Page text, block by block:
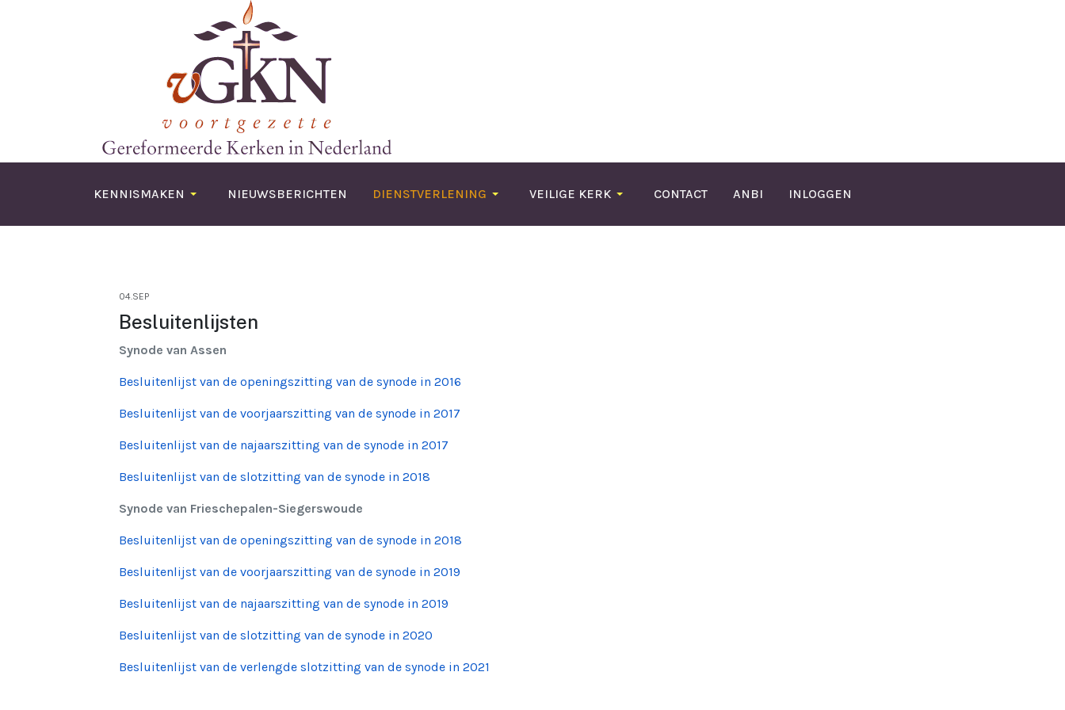
KENNISMAKEN NIEUWSBERICHTEN DIENSTVERLENING VEILIGE KERK CONTACT ANBI INLOGGEN
04.SEP
Besluitenlijsten
Synode van Assen
Besluitenlijst van de openingszitting van de synode in 2016
Besluitenlijst van de voorjaarszitting van de synode in 2017
Besluitenlijst van de najaarszitting van de synode in 2017
Besluitenlijst van de slotzitting van de synode in 2018
Synode van Frieschepalen-Siegerswoude
Besluitenlijst van de openingszitting van de synode in 2018
Besluitenlijst van de voorjaarszitting van de synode in 2019
Besluitenlijst van de najaarszitting van de synode in 2019
Besluitenlijst van de slotzitting van de synode in 2020
Besluitenlijst van de verlengde slotzitting van de synode in 2021